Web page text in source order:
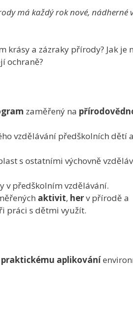
má každý rok nové, nádherné
krásy a zázraky přírody? Jak je
ochraně?
zaměřený na
vzdělávání předškolních dětí
s ostatními výchovně
v předškolním vzdělávání.
aktivit, herv přírodě a
práci s dětmi využít.
praktickému aplikování